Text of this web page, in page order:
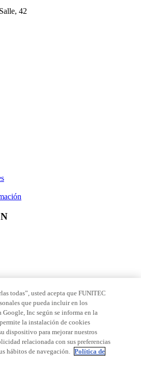
42
todas”, usted acepta que FUNITEC
que pueda incluir en los
Google, Inc según se informa en la
la instalación de cookies
dispositivo para mejorar nuestros
relacionada con sus preferencias
hábitos de navegación. Política de